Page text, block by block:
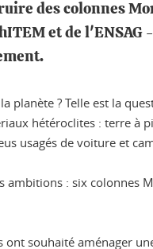
des colonnes
et de
planète ? Telle est la
hétéroclites : terre à
usagés de voiture et
ambitions : six colonnes
ont souhaité aménager